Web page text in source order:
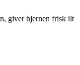
giver hjernen frisk ilt